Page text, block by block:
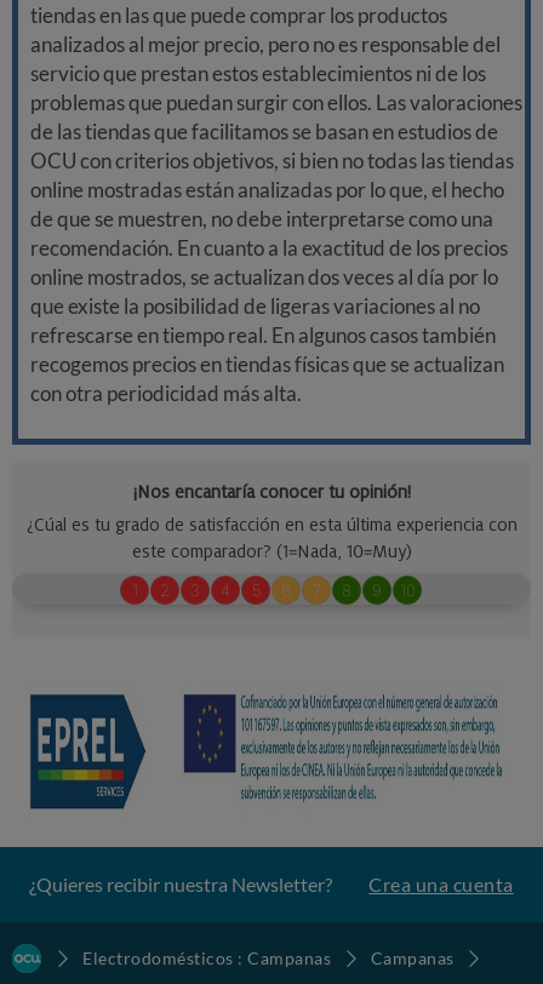
tiendas en las que puede comprar los productos
analizados al mejor precio, pero no es responsable del
servicio que prestan estos establecimientos ni de los
problemas que puedan surgir con ellos. Las valoraciones
de las tiendas que facilitamos se basan en estudios de
OCU con criterios objetivos, si bien no todas las tiendas
online mostradas están analizadas por lo que, el hecho
de que se muestren, no debe interpretarse como una
recomendación. En cuanto a la exactitud de los precios
online mostrados, se actualizan dos veces al día por lo
que existe la posibilidad de ligeras variaciones al no
refrescarse en tiempo real. En algunos casos también
recogemos precios en tiendas físicas que se actualizan
con otra periodicidad más alta.
¿Quieres recibir nuestra Newsletter? Crea una cuenta
Electrodomésticos : Campanas
Campanas